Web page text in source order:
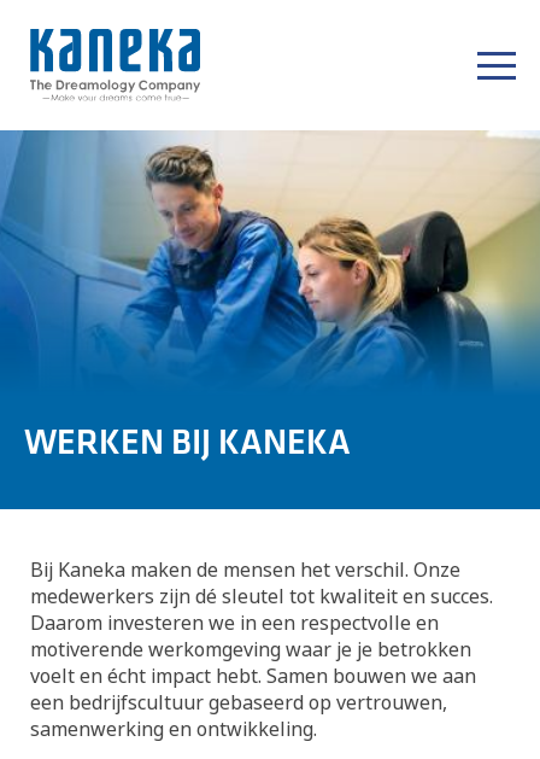
WERKEN BIJ KANEKA
Bij Kaneka maken de mensen het verschil. Onze
medewerkers zijn dé sleutel tot kwaliteit en succes.
Daarom investeren we in een respectvolle en
motiverende werkomgeving waar je je betrokken
voelt en écht impact hebt. Samen bouwen we aan
een bedrijfscultuur gebaseerd op vertrouwen,
samenwerking en ontwikkeling.